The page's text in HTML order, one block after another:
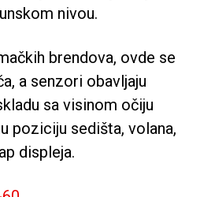
nivou.
brendova, ovde se
a senzori obavljaju
sa visinom očiju
poziciju sedišta, volana,
displeja.